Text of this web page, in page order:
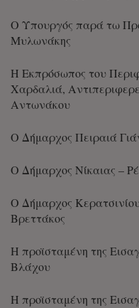
Ο Υπουργός παρά τω
Μυλωνάκης
Η Εκπρόσωπος του
Χαρδαλιά,
Αντωνάκου
Ο Δήμαρχος Πειραιά
Ο Δήμαρχος Νίκαιας –
Ο Δήμαρχος
Βρεττάκος
Η προϊσταμένη της
Βλάχου
Η προϊσταμένη της